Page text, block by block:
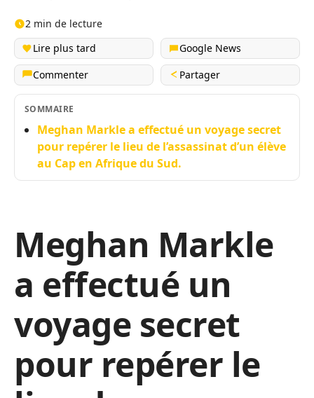
2 min de lecture
Lire plus tard
Google News
Commenter
Partager
SOMMAIRE
Meghan Markle a effectué un voyage secret
pour repérer le lieu de l’assassinat d’un élève
au Cap en Afrique du Sud.
Meghan Markle
a effectué un
voyage secret
pour repérer le